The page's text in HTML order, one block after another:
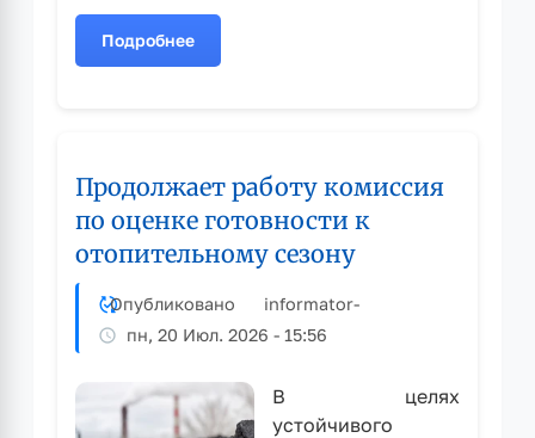
Подробнее
о
работу
комиссия
по
оценке
к
отопительному
Продолжает работу комиссия
по оценке готовности к
отопительному сезону
Опубликовано informator-
пн, 20 Июл. 2026 - 15:56
В целях
устойчивого